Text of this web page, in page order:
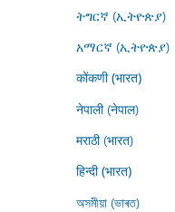
ትግርኛ (ኢትዮጵያ)
አማርኛ (ኢትዮጵያ)
कोंकणी (भारत)
नेपाली (नेपाल)
मराठी (भारत)
हिन्दी (भारत)
অসমীয়া (ভাৰত)